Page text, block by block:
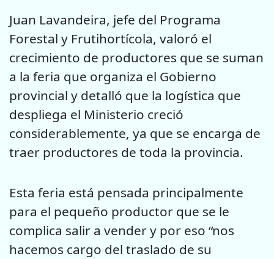
Juan Lavandeira, jefe del Programa
Forestal y Frutihortícola, valoró el
crecimiento de productores que se suman
a la feria que organiza el Gobierno
provincial y detalló que la logística que
despliega el Ministerio creció
considerablemente, ya que se encarga de
traer productores de toda la provincia.
Esta feria está pensada principalmente
para el pequeño productor que se le
complica salir a vender y por eso “nos
hacemos cargo del traslado de su